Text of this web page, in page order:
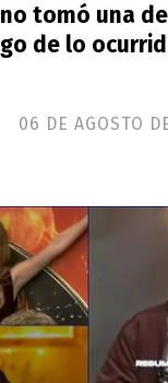
tomó una
de lo
06 DE AGOSTO